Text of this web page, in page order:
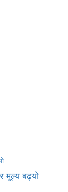
मूल्य बढ्यो